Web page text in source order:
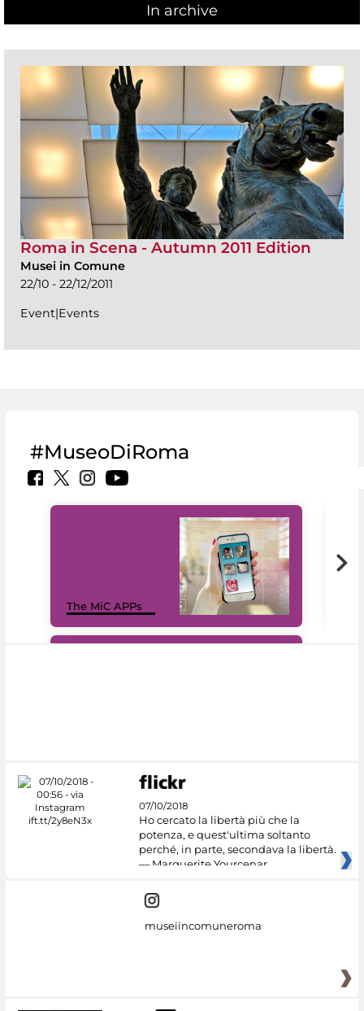
In archive
Roma in Scena - Autumn 2011 Edition
Musei in Comune
22/10 - 22/12/2011
Event|Events
#MuseoDiRoma
The MiC APPs
07/10/2018
Ho cercato la libertà più che la
potenza, e quest'ultima soltanto
perché, in parte, secondava la libertà.
— Marguerite Yourcenar
museiincomuneroma